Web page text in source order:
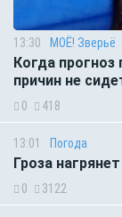
13:30 МОЁ! Зверьё
Когда
причин не
0 418
13:01 Погода
Гроза
0 3122